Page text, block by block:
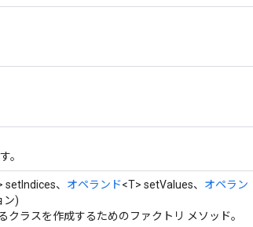
。
setIndices、 オペランド<T> setValues、 オペラン
ン)
ラスを作成するためのファクトリ メソッド。